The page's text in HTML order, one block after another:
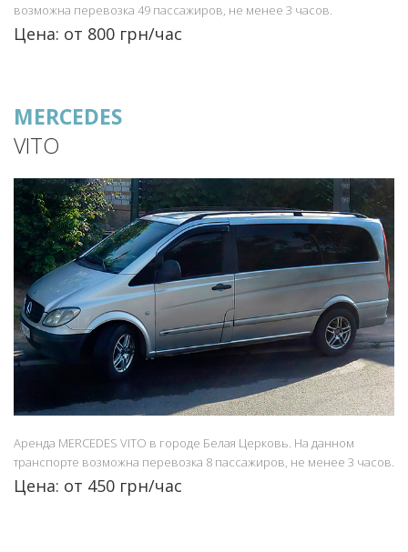
возможна перевозка 49 пассажиров, не менее 3 часов.
Цена: от 800 грн/час
MERCEDES
VITO
Аренда MERCEDES VITO в городе Белая Церковь. На данном
транспорте возможна перевозка 8 пассажиров, не менее 3 часов.
Цена: от 450 грн/час